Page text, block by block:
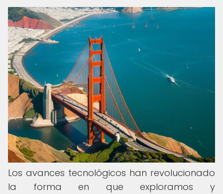
Los avances tecnológicos han revolucionado
la forma en que exploramos y